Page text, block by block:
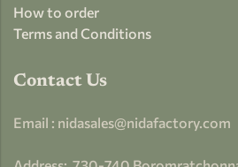
How to order
Terms and Conditions
Contact Us
Email : nidasales@nidafactory.com